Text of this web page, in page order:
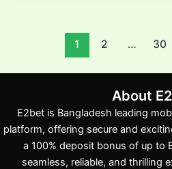
1 2 … 30
About
E2bet is Bangladesh leading
platform, offering secure and
a 100% deposit bonus of up to
seamless, reliable, and thrilling